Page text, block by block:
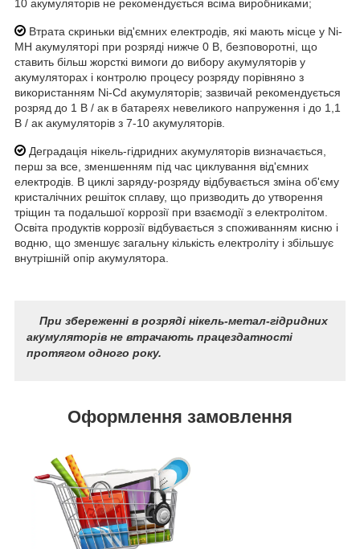
10 акумуляторів не рекомендується всіма виробниками;
Втрата скриньки від'ємних електродів, які мають місце у Ni-
MH акумуляторі при розряді нижче 0 B, безповоротні, що
ставить більш жорсткі вимоги до вибору акумуляторів у
акумуляторах і контролю процесу розряду порівняно з
використанням Ni-Cd акумуляторів; зазвичай рекомендується
розряд до 1 В / ак в батареях невеликого напруження і до 1,1
В / ак акумуляторів з 7-10 акумуляторів.
Деградація нікель-гідридних акумуляторів визначається,
перш за все, зменшенням під час циклування від'ємних
електродів. В циклі заряду-розряду відбувається зміна об'єму
кристалічних решіток сплаву, що призводить до утворення
тріщин та подальшої коррозії при взаємодії з електролітом.
Освіта продуктів коррозії відбувається з споживанням кисню і
водню, що зменшує загальну кількість електроліту і збільшує
внутрішній опір акумулятора.
При збереженні в розряді нікель-метал-гідридних
акумуляторів не втрачають працездатності
протягом одного року.
Оформлення замовлення